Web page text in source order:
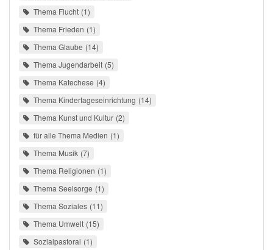
Thema Flucht 1
Thema Frieden 1
Thema Glaube 14
Thema Jugendarbeit 5
Thema Katechese 4
Thema Kindertageseinrichtung 14
Thema Kunst und Kultur 2
für alle Thema Medien 1
Thema Musik 7
Thema Religionen 1
Thema Seelsorge 1
Thema Soziales 11
Thema Umwelt 15
Sozialpastoral 1